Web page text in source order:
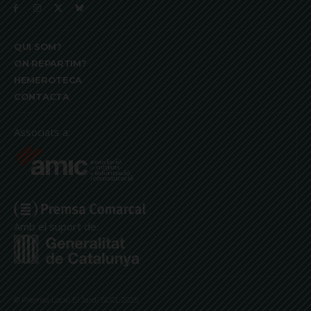
QUI SOM?
ON REPARTIM?
HEMEROTECA
CONTACTA
Associats a:
Amb el suport de:
© Premsa Local El Jardí SCCL 2025